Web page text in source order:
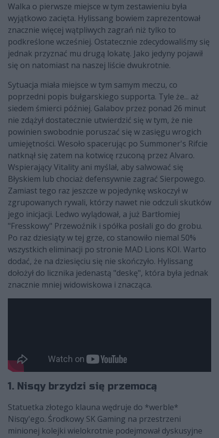
Walka o pierwsze miejsce w tym zestawieniu była
wyjątkowo zacięta. Hylissang bowiem zaprezentował
znacznie więcej wątpliwych zagrań niż tylko to
podkreślone wcześniej. Ostatecznie zdecydowaliśmy się
jednak przyznać mu drugą lokatę. Jako jedyny pojawił
się on natomiast na naszej liście dwukrotnie.
Sytuacja miała miejsce w tym samym meczu, co
poprzedni popis bułgarskiego supporta. Tyle że... aż
siedem śmierci później. Galabov przez ponad 26 minut
nie zdążył dostatecznie utwierdzić się w tym, że nie
powinien swobodnie poruszać się w zasięgu wrogich
umiejętności. Wesoło spacerując po Summoner's Rifcie
natknął się zatem na kotwicę rzuconą przez Alvaro.
Wspierający Vitality ani myślał, aby salwować się
Błyskiem lub chociaż defensywnie zagrać Sierpowego.
Zamiast tego raz jeszcze w pojedynkę wskoczył w
zgrupowanych rywali, którzy nawet nie odczuli skutków
jego inicjacji. Ledwo wylądował, a już Bartłomiej
"Fresskowy" Przewoźnik i spółka posłali go do grobu.
Po raz dziesiąty w tej grze, co stanowiło niemal 50%
wszystkich eliminacji po stronie MAD Lions KOI. Warto
dodać, że na dziesięciu się nie skończyło. Hylissang
dołożył do licznika jedenastą "deskę", która była jednak
znacznie mniej widowiskowa i znacząca.
1. Nisqy brzydzi się przemocą
Statuetka złotego klauna wędruje do *werble*
Nisqy'ego. Środkowy SK Gaming na przestrzeni
minionej kolejki wielokrotnie podejmował dyskusyjne